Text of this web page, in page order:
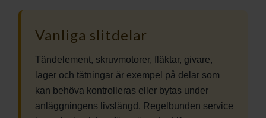
Vanliga slitdelar
Tändelement, skruvmotorer, fläktar, givare,
lager och tätningar är exempel på delar som
kan behöva kontrolleras eller bytas under
anläggningens livslängd. Regelbunden service